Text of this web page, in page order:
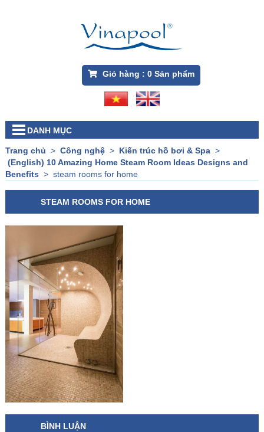
Giỏ hàng : 0Sản phẩm
DANH MỤC
Trang chủ > Công nghệ> Kiến trúc hồ bơi & Spa>
(English) 10 Amazing Home Steam Room Ideas Designs and
Benefits > steam rooms for home
STEAM ROOMS FOR HOME
BÌNH LUẬN